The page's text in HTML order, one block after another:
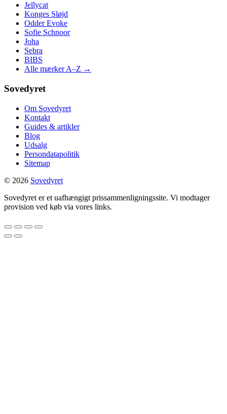
Jellycat
Konges Sløjd
Odder Evoke
Sofie Schnoor
Joha
Sebra
BIBS
Alle mærker A–Z →
Sovedyret
Om Sovedyret
Kontakt
Guides & artikler
Blog
Udsalg
Persondatapolitik
Sitemap
© 2026 Sovedyret
Sovedyret er et uafhængigt prissammenligningssite. Vi modtager
provision ved køb via vores links.